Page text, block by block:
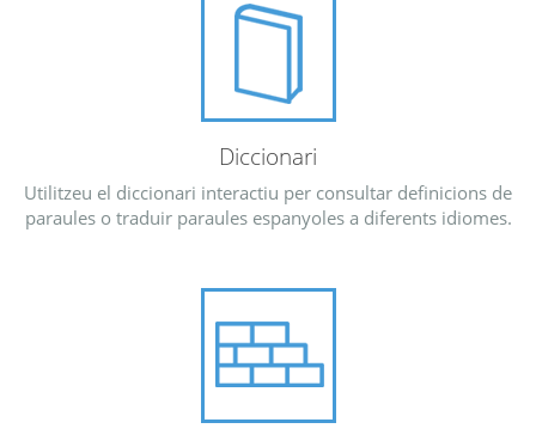
Diccionari
Utilitzeu el diccionari interactiu per consultar definicions de
paraules o traduir paraules espanyoles a diferents idiomes.